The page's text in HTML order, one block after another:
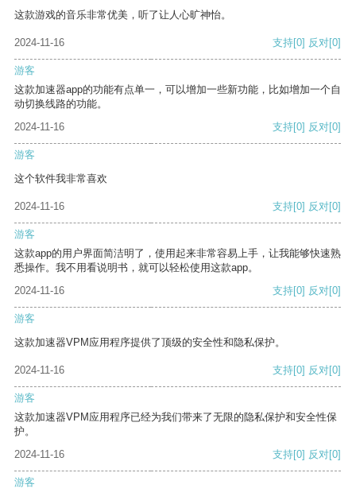
这款游戏的音乐非常优美，听了让人心旷神怡。
2024-11-16 支持[0] 反对[0]
游客
这款加速器app的功能有点单一，可以增加一些新功能，比如增加一个自
动切换线路的功能。
2024-11-16
支持[0] 反对[0]
游客
这个软件我非常喜欢
2024-11-16 支持[0] 反对[0]
游客
这款app的用户界面简洁明了，使用起来非常容易上手，让我能够快速熟
悉操作。我不用看说明书，就可以轻松使用这款app。
2024-11-16
支持[0] 反对[0]
游客
这款加速器VPM应用程序提供了顶级的安全性和隐私保护。
2024-11-16 支持[0] 反对[0]
游客
这款加速器VPM应用程序已经为我们带来了无限的隐私保护和安全性保
护。
2024-11-16
支持[0] 反对[0]
游客